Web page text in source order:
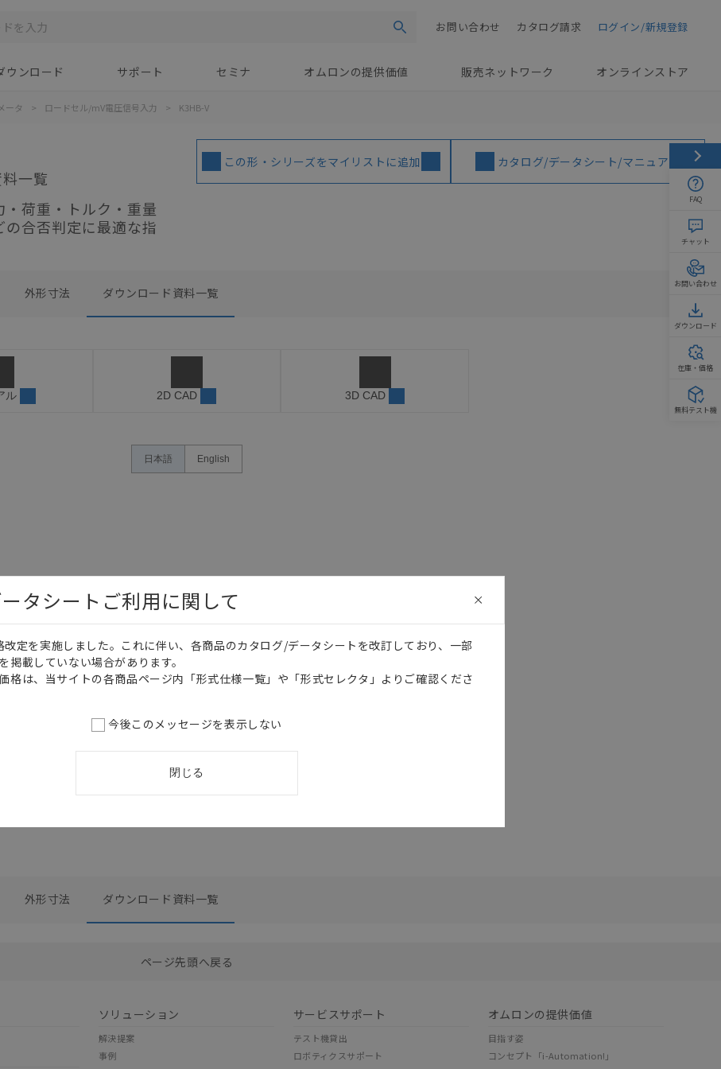
検索 ログイン/新規登録
カタログ請求
お問い合わせ
ウンロード サポート セミナ オムロンの提供価値 販売ネットワーク オンラインストア
ータ > ロードセル/mV電圧信号入力 > K3HB-V
一覧
荷重・トルク・重量
合否判定に最適な指
この形・シリーズをマイリストに追加 カタログ/データシート/マニュアル
外形寸法 ダウンロード資料一覧
ル 2D CAD 3D CAD
日本語 English
0 選択したファイルを一括ダウンロード
外形寸法 ダウンロード資料一覧
ページ先頭へ戻る
ソリューション
解決提案
事例
サービスサポート
テスト機貸出
ロボティクスサポート
オムロンの提供価値
目指す姿
コンセプト「i-Automation!」
FAQ
チャット
お問い合わせ
ダウンロード
在庫・価格
無料テスト機
タシートご利用に関して
定を実施しました。これに伴い、各商品のカタログ/データシートを改訂しており、一部
掲載していない場合があります。
格は、当サイトの各商品ページ内「形式仕様一覧」や「形式セレクタ」よりご確認くださ
今後このメッセージを表示しない
閉じる